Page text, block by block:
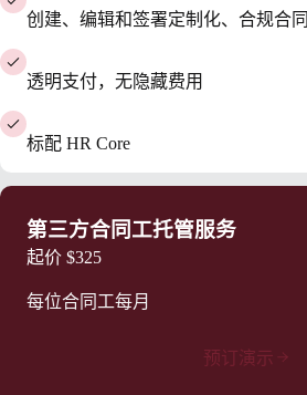
创建、编辑和签署定制化、合规合同
透明支付，无隐藏费用
标配 HR Core
第三方合同工托管服务
起价 $325
每位合同工每月
预订演示